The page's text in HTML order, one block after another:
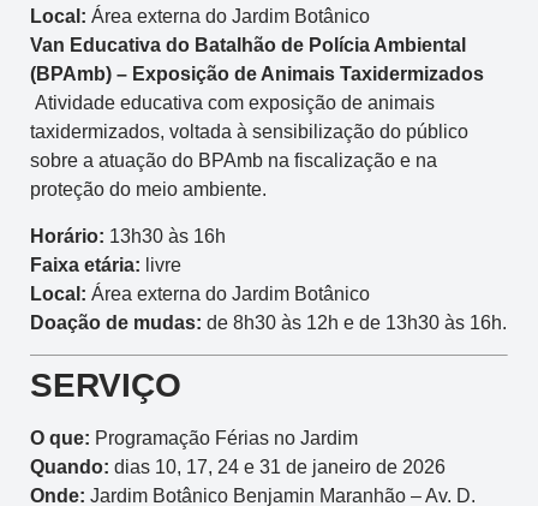
Local: Área externa do Jardim Botânico
Van Educativa do Batalhão de Polícia Ambiental
(BPAmb) – Exposição de Animais Taxidermizados
Atividade educativa com exposição de animais
taxidermizados, voltada à sensibilização do público
sobre a atuação do BPAmb na fiscalização e na
proteção do meio ambiente.
Horário: 13h30 às 16h
Faixa etária: livre
Local: Área externa do Jardim Botânico
Doação de mudas: de 8h30 às 12h e de 13h30 às 16h.
SERVIÇO
O que: Programação Férias no Jardim
Quando: dias 10, 17, 24 e 31 de janeiro de 2026
Onde: Jardim Botânico Benjamin Maranhão – Av. D.